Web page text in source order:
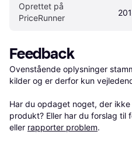
Oprettet på
PriceRunner
Feedback
Ovenstående oplysninger
kilder og er derfor kun
Har du opdaget noget, der
produkt? Eller har du forslag til
eller rapporter problem.